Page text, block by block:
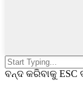
ବନ୍ଦ କରିବାକୁ ESC